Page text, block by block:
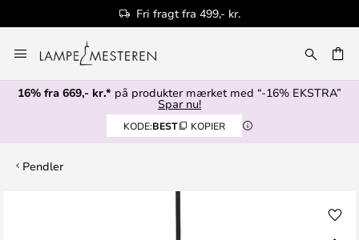
Fri fragt fra 499,- kr.
to
Content
16% fra 669,- kr.* på produkter mærket med “-16% EKSTRA”
Spar nu!
KODE:BEST KOPIER
Pendler